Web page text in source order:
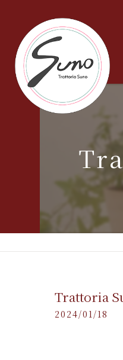
Trattoria
2024/01/18